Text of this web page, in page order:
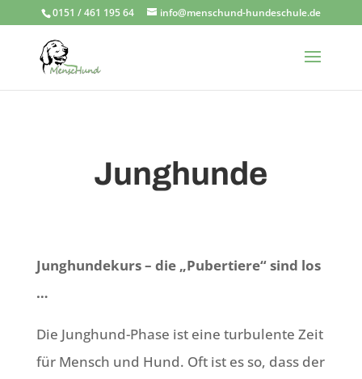
0151 / 461 195 64 info@menschund-hundeschule.de
Junghunde
Junghundekurs – die „Pubertiere“ sind los
…
Die Junghund-Phase ist eine turbulente Zeit
für Mensch und Hund. Oft ist es so, dass der